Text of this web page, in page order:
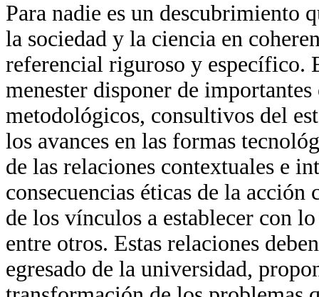
Para nadie es un descubrimiento
la sociedad y la ciencia en
referencial riguroso y específico.
menester disponer de
metodológicos, consultivos del
los avances en las formas
de las relaciones contextuales e
consecuencias éticas de la
de los vínculos a establecer con
entre otros. Estas relaciones
egresado de la universidad,